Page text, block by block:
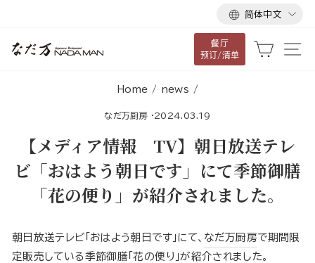
语
言
简体中文
餐厅
预订/清单
大车
Home / news /
なだ万厨房 ·2024.03.19
【メディア情報 TV】朝日放送テレ
ビ「おはよう朝日です」にて季節御膳
「花の便り」が紹介されました。
朝日放送テレビ「おはよう朝日です」にて、 なだ万厨房で期間限
定販売している季節御膳「花の便り」が紹介されました。